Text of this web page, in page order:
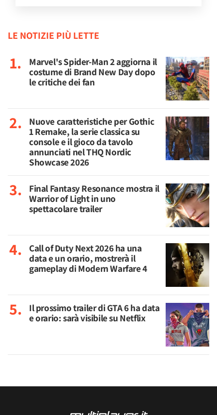
LE NOTIZIE PIÙ LETTE
Marvel's Spider-Man 2 aggiorna il
costume di Brand New Day dopo
le critiche dei fan
Nuove caratteristiche per Gothic
1 Remake, la serie classica su
console e il gioco da tavolo
annunciati nel THQ Nordic
Showcase 2026
Final Fantasy Resonance mostra il
Warrior of Light in uno
spettacolare trailer
Call of Duty Next 2026 ha una
data e un orario, mostrerà il
gameplay di Modern Warfare 4
Il prossimo trailer di GTA 6 ha data
e orario: sarà visibile su Netflix